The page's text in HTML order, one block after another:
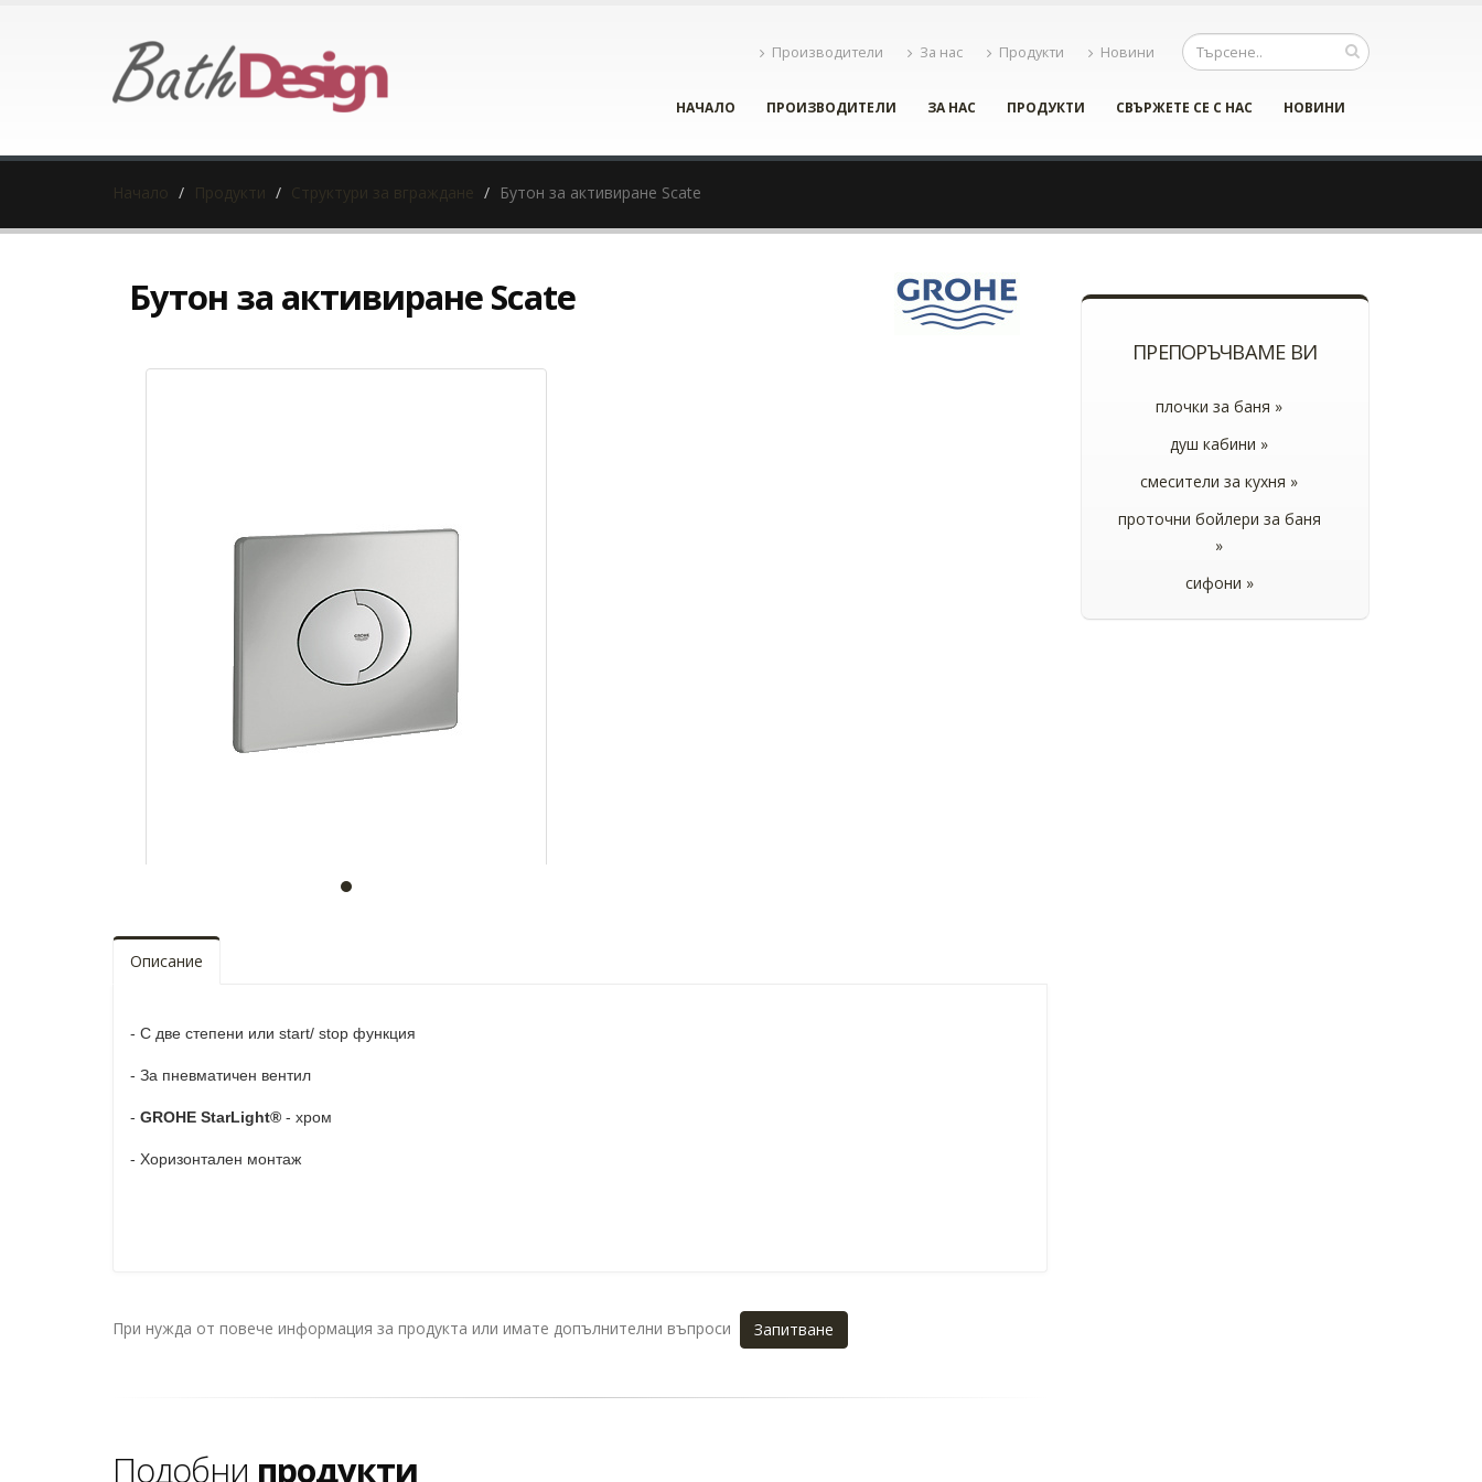
Производители За нас Продукти Новини
НАЧАЛО ПРОИЗВОДИТЕЛИ ЗА НАС ПРОДУКТИ СВЪРЖЕТЕ СЕ С НАС НОВИНИ
Начало Продукти Структури за вграждане Бутон за активиране Scate
Бутон за активиране Scate
Описание
- С две степени или start/ stop функция
- За пневматичен вентил
- GROHE StarLight® - хром
- Хоризонтален монтаж
При нужда от повече информация за продукта или имате допълнителни въпроси Запитване
Подобни продукти
ПРЕПОРЪЧВАМЕ ВИ
плочки за баня »
душ кабини »
смесители за кухня »
проточни бойлери за баня
»
сифони »